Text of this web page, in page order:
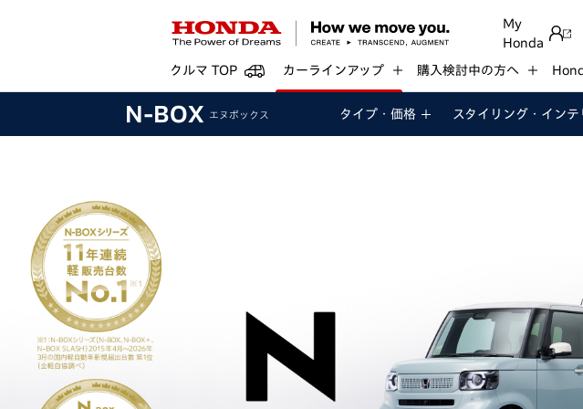
My
Honda
クルマ TOP カーラインアップ 購入検討中の方へ
N-BOX エヌボックス タイプ・ 価格 スタイリング・ インテ